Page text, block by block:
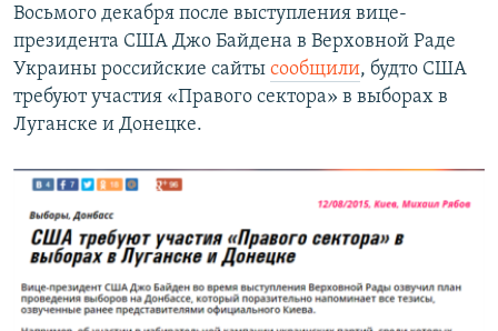
Восьмого декабря после выступления вице-
президента США Джо Байдена в Верховной Раде
Украины российские сайты сообщили, будто США
требуют участия «Правого сектора» в выборах в
Луганске и Донецке.